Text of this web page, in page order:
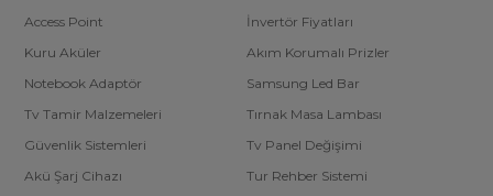
Access Point
İnvertör Fiyatları
Kuru Aküler
Akım Korumalı Prizler
Notebook Adaptör
Samsung Led Bar
Tv Tamir Malzemeleri
Tırnak Masa Lambası
Güvenlik Sistemleri
Tv Panel Değişimi
Akü Şarj Cihazı
Tur Rehber Sistemi